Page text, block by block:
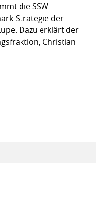
die SSW-
Strategie der
Dazu erklärt der
Christian